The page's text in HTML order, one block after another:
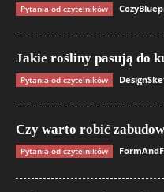
Pytania od czytelników
Jakie rośliny pasują do
Pytania od czytelników
Czy warto robić
Pytania od czytelników